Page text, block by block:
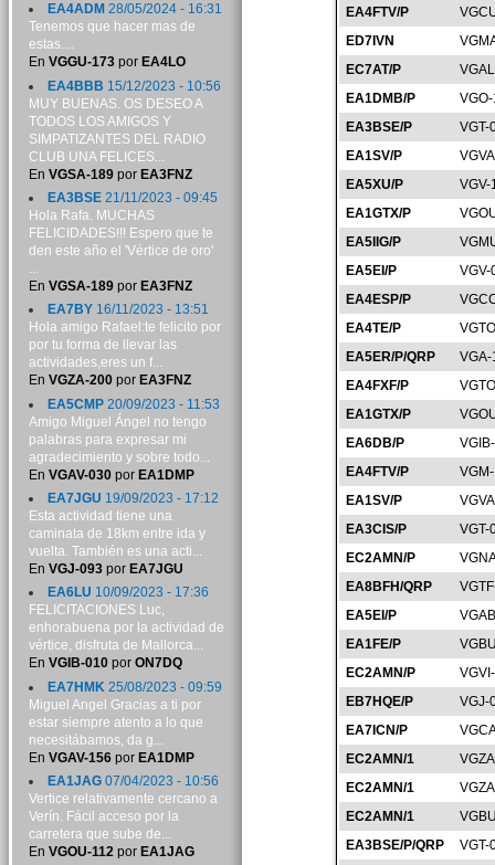
EA4FTV/P
ED7IVN
EC7AT/P
EA1DMB/P
VGO-
EA3BSE/P
VGT-
EA1SV/P
EA5XU/P
VGV-
EA1GTX/P
EA5IIG/P
EA5EI/P
VGV-
EA4ESP/P
EA4TE/P
EA5ER/P/QRP
VGA-
EA4FXF/P
EA1GTX/P
EA6DB/P
EA4FTV/P
EA1SV/P
EA3CIS/P
VGT-
EC2AMN/P
EA8BFH/QRP
EA5EI/P
EA1FE/P
EC2AMN/P
EB7HQE/P
VGJ-
EA7ICN/P
EC2AMN/1
EC2AMN/1
EC2AMN/1
EA3BSE/P/QRP
VGT-
EA4ADM 28/05/2024 - 16:31
Tenemos que hacer mas de
estas....
En VGGU-173por EA4LO
EA4BBB 15/12/2023 - 10:56
MUY BUENAS. OS DESEO A
TODOS LOS AMIGOS Y
SIMPATIZANTES DEL RADIO
CLUB UNA FELICES...
En VGSA-189por EA3FNZ
EA3BSE21/11/2023 - 09:45
Hola Rafa. MUCHAS
FELICIDADES!!! Espero que te
den este año el 'Vértice de oro'
...
En VGSA-189por EA3FNZ
EA7BY16/11/2023 - 13:51
Hola amigo Rafael:te felicito por
por tu forma de llevar las
actividades,eres un f...
En VGZA-200por EA3FNZ
EA5CMP20/09/2023 - 11:53
Amigo Miguel Ángel no tengo
palabras para expresar mi
agradecimiento y sobre todo...
En VGAV-030por EA1DMP
EA7JGU 19/09/2023 - 17:12
Esta actividad tiene una
caminata de 18km entre ida y
vuelta. También es una acti...
En VGJ-093por EA7JGU
EA6LU 10/09/2023 - 17:36
FELICITACIONES Luc,
enhorabuena por la actividad de
vértice, disfruta de Mallorca...
En VGIB-010por ON7DQ
EA7HMK 25/08/2023 - 09:59
Miguel Angel Gracias a ti por
estar siempre atento a lo que
necesitábamos, da g...
En VGAV-156por EA1DMP
EA1JAG07/04/2023 - 10:56
Vertice relativamente cercano a
Verín. Fácil acceso por la
carretera que sube de...
En VGOU-112por EA1JAG